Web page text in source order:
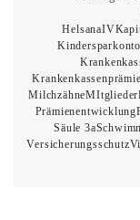
HelsanaIV
MilchzähneMItglieder
Prämienentwicklung
Säule 3a
Versicherungsschutz